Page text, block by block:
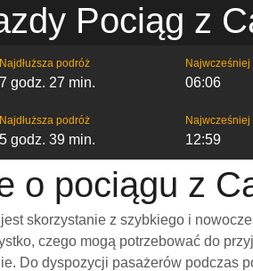
Pociąg z
Najdłuższa podróż
7 godz. 27 min.
Najwcześniej
06:06
Najdłuższa podróż
5 godz. 39 min.
Najwcześniej
12:59
o pociągu z
skorzystanie z szybkiego i
czego mogą potrzebować do
Do dyspozycji pasażerów podczas